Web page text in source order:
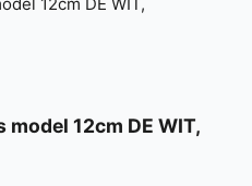
12cm DE WIT,